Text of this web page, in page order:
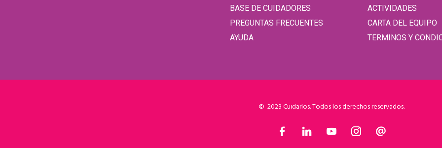
BASE DE CUIDADORES
PREGUNTAS FRECUENTES
AYUDA
ACTIVIDADES
CARTA DEL EQUIPO
TERMINOS Y
© 2023 Cuidarlos. Todos los derechos reservados.